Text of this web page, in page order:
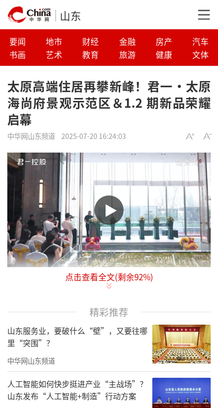
山东
要闻 地市 财经 金融 房产
汽车
书画
艺术 教育 旅游 健康 文体
太原高端住居再攀新峰！君一・太原
海尚府景观示范区＆1.2 期新品荣耀
启幕
中华网山东频道 2025-07-20 16:24:03
7月19日，君一・太原海尚府景观示范区&
目光的盛宴。上风上水、灵动生趣的美学园
境，430㎡的天幕平墅，以及在奢适尺度中实现
功能美学统一的255㎡科技美宅，以震撼之姿惊
艳太原，众多用户、媒体纷至沓来，共同见证
这一非凡时刻。
深耕龙城，匠筑高端
点击查看全文(剩余92%)
精彩推荐
山东服务业，要破什么“壁”，又要往哪
里“突围”？
中华网山东频道
人工智能如何快步挺进产业“主战场”？
山东发布“人工智能+制造”行动方案